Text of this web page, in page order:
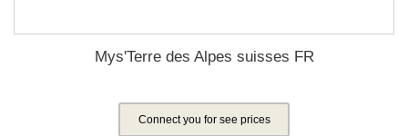
Mys'Terre des Alpes suisses FR
Connect you for see prices